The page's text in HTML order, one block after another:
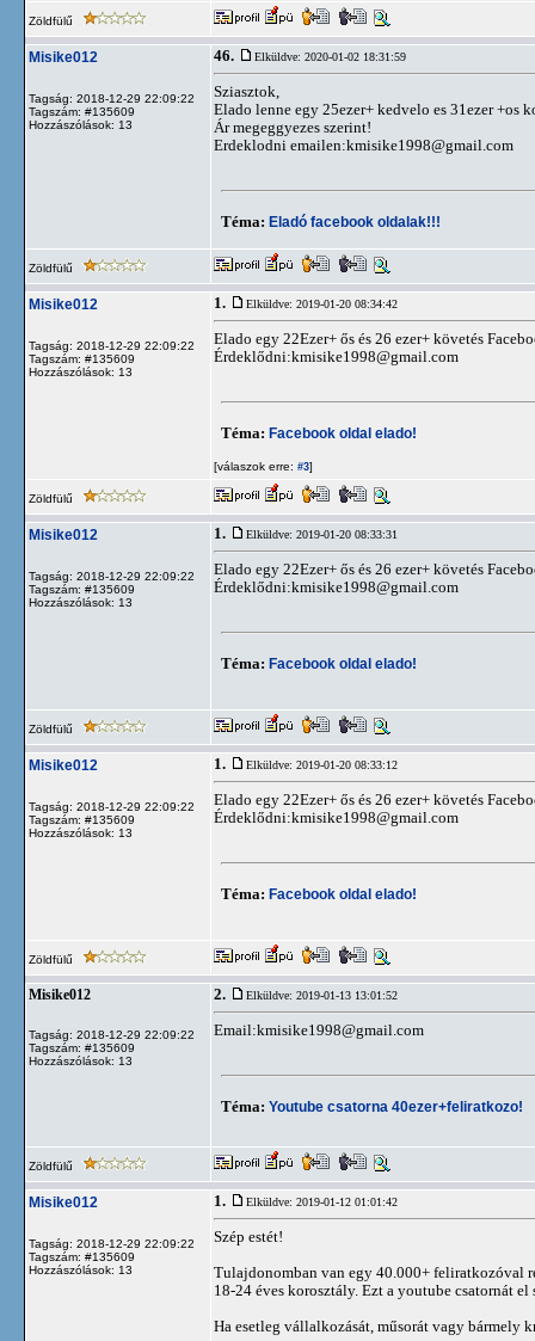
Zöldfülű
Misike012
Tagság: 2018-12-29 22:09:22
Tagszám: #135609
Hozzászólások: 13
46. Elküldve: 2020-01-02 18:31:59
Sziasztok,
Elado lenne egy 25ezer+ kedvelo es 31ezer +os
Ár megeggyezes szerint!
Erdeklodni emailen:kmisike1998@gmail.com
Téma: Eladó facebook oldalak!!!
Zöldfülű
Misike012
Tagság: 2018-12-29 22:09:22
Tagszám: #135609
Hozzászólások: 13
1. Elküldve: 2019-01-20 08:34:42
Elado egy 22Ezer+ ős és 26 ezer+ követés
Érdeklődni:kmisike1998@gmail.com
Téma: Facebook oldal elado!
[válaszok erre: #3]
Zöldfülű
Misike012
Tagság: 2018-12-29 22:09:22
Tagszám: #135609
Hozzászólások: 13
1. Elküldve: 2019-01-20 08:33:31
Elado egy 22Ezer+ ős és 26 ezer+ követés
Érdeklődni:kmisike1998@gmail.com
Téma: Facebook oldal elado!
Zöldfülű
Misike012
Tagság: 2018-12-29 22:09:22
Tagszám: #135609
Hozzászólások: 13
1. Elküldve: 2019-01-20 08:33:12
Elado egy 22Ezer+ ős és 26 ezer+ követés
Érdeklődni:kmisike1998@gmail.com
Téma: Facebook oldal elado!
Zöldfülű
Misike012
Tagság: 2018-12-29 22:09:22
Tagszám: #135609
Hozzászólások: 13
2. Elküldve: 2019-01-13 13:01:52
Email:kmisike1998@gmail.com
Téma: Youtube csatorna 40ezer+feliratkozo!
Zöldfülű
Misike012
Tagság: 2018-12-29 22:09:22
Tagszám: #135609
Hozzászólások: 13
1. Elküldve: 2019-01-12 01:01:42
Szép estét!
Tulajdonomban van egy 40.000+ feliratkozóval
18-24 éves korosztály. Ezt a youtube csatornát el
Ha esetleg vállalkozását, műsorát vagy bármely